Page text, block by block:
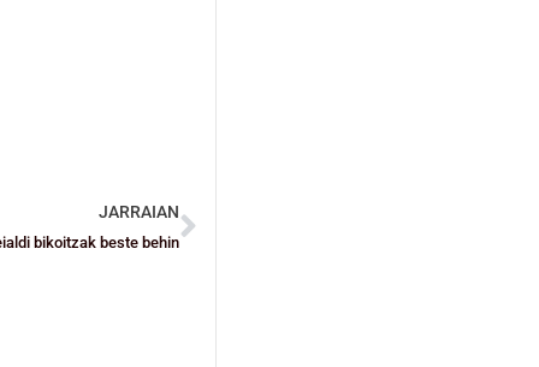
JARRAIAN
bikoitzak beste behin